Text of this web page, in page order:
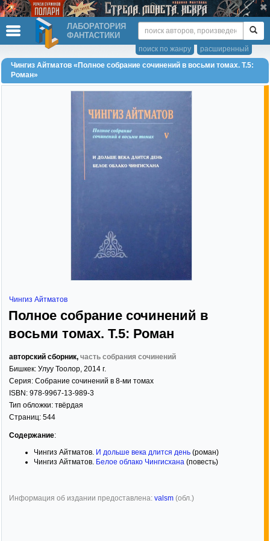
ЛАБОРАТОРИЯ
ФАНТАСТИКИ
расширенный
поиск по жанру
Чингиз Айтматов «Полное собрание сочинений в восьми томах. Т.5:
Роман»
Чингиз Айтматов
Полное собрание сочинений в
восьми томах. Т.5: Роман
авторский сборник, часть собрания сочинений
Бишкек: Улуу Тоолор, 2014 г.
Серия: Собрание сочинений в 8-ми томах
ISBN: 978-9967-13-989-3
Тип обложки: твёрдая
Страниц: 544
Содержание:
Чингиз Айтматов. И дольше века длится день (роман)
Чингиз Айтматов. Белое облако Чингисхана (повесть)
Информация об издании предоставлена: valsm (обл.)